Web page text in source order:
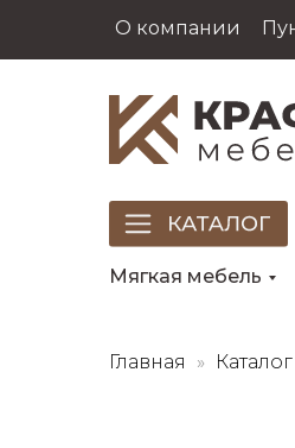
О компании
Мягкая мебель
Главная Каталог